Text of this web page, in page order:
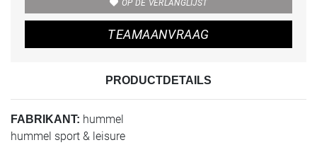
OP DE VERLANGLIJST
TEAMAANVRAAG
PRODUCTDETAILS
FABRIKANT: hummel
hummel sport & leisure